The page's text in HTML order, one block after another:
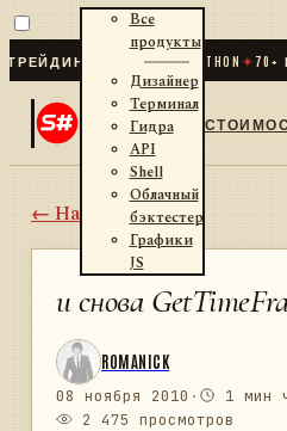
ДЛЯ .NET И PYTHON✦70 +
Все
продукты
Дизайнер
Терминал
Гидра
API
Shell
Облачный
бэктестер
Графики
JS
← Назад
и снова
ROMANICK
08 ноября 2010 · 1 мин
2 475 просмотров